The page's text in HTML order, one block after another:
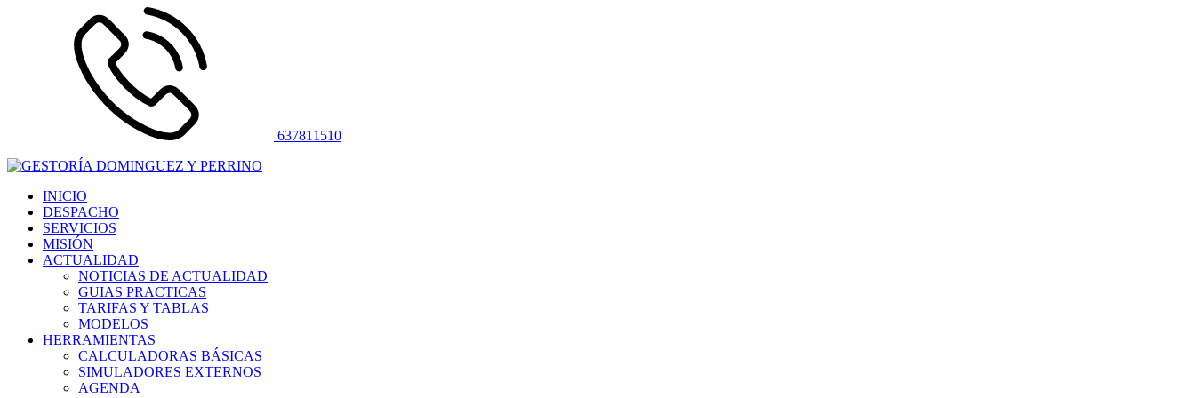
637811510
INICIO
DESPACHO
SERVICIOS
MISIÓN
ACTUALIDAD
NOTICIAS DE ACTUALIDAD
GUIAS PRACTICAS
TARIFAS Y TABLAS
MODELOS
HERRAMIENTAS
CALCULADORAS BÁSICAS
SIMULADORES EXTERNOS
AGENDA